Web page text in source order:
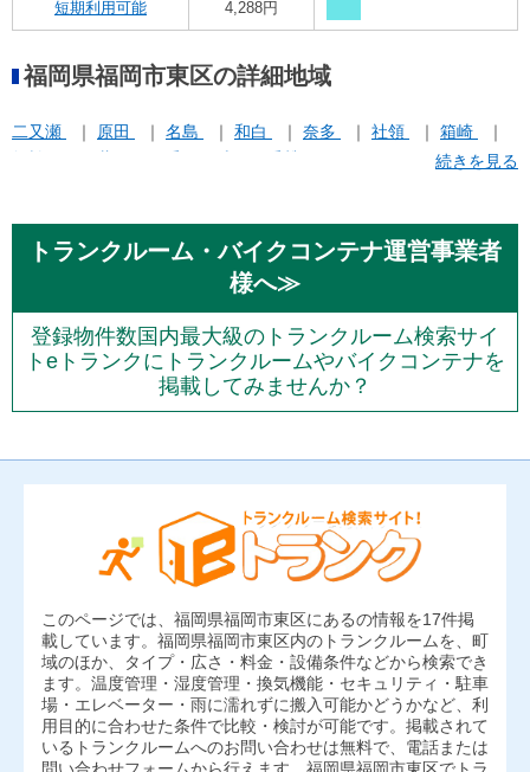
短期利用可能 4,288円
福岡県福岡市東区の詳細地域
二又瀬 原田 名島 和白 奈多 社領
箱崎
続きを見る
トランクルーム・バイクコンテナ運営事業者
様へ≫
登録物件数国内最大級のトランクルーム検索サイ
トeトランクにトランクルームやバイクコンテナを
掲載してみませんか？
このページでは、福岡県福岡市東区にあるの情報を17件掲
載しています。福岡県福岡市東区内のトランクルームを、町
域のほか、タイプ・広さ・料金・設備条件などから検索でき
ます。温度管理・湿度管理・換気機能・セキュリティ・駐車
場・エレベーター・雨に濡れずに搬入可能かどうかなど、利
用目的に合わせた条件で比較・検討が可能です。掲載されて
いるトランクルームへのお問い合わせは無料で、電話または
問い合わせフォームから行えます。福岡県福岡市東区でトラ